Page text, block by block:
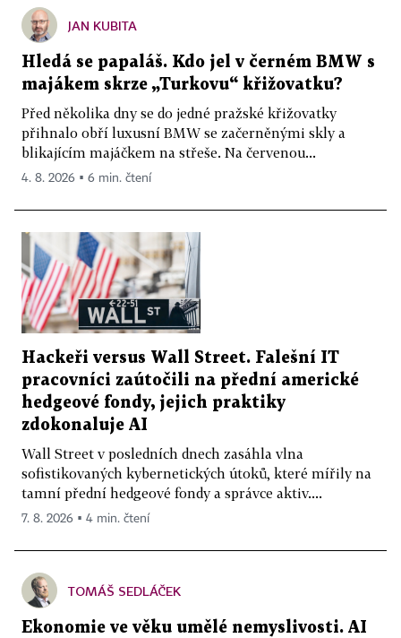
JAN KUBITA
Hledá se papaláš. Kdo jel v černém BMW s
majákem skrze „Turkovu“ křižovatku?
Před několika dny se do jedné pražské křižovatky
přihnalo obří luxusní BMW se začerněnými skly a
blikajícím majáčkem na střeše. Na červenou...
4. 8. 2026 ▪ 6 min. čtení
Hackeři versus Wall Street. Falešní IT
pracovníci zaútočili na přední americké
hedgeové fondy, jejich praktiky
zdokonaluje AI
Wall Street v posledních dnech zasáhla vlna
sofistikovaných kybernetických útoků, které mířily na
tamní přední hedgeové fondy a správce aktiv....
7. 8. 2026 ▪ 4 min. čtení
TOMÁŠ SEDLÁČEK
Ekonomie ve věku umělé nemyslivosti. AI